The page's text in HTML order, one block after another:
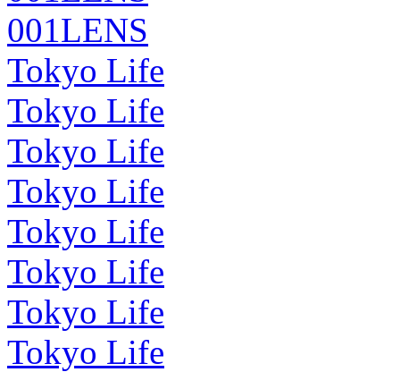
001LENS
Tokyo Life
Tokyo Life
Tokyo Life
Tokyo Life
Tokyo Life
Tokyo Life
Tokyo Life
Tokyo Life